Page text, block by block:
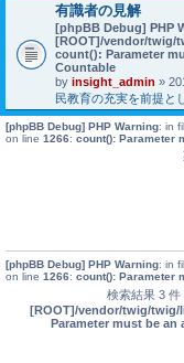
有識者の見解
[phpBB Debug] PHP
[ROOT]/vendor/twig/
count(): Parameter
Countable
by insight_admin »
民教育の充実を前提と
[phpBB Debug] PHP Warning: in
on line 1266: count(): Parameter
[phpBB Debug] PHP Warning: in
on line 1266: count(): Parameter
検索結果 3 件
[ROOT]/vendor/twig/twig/
Parameter must be